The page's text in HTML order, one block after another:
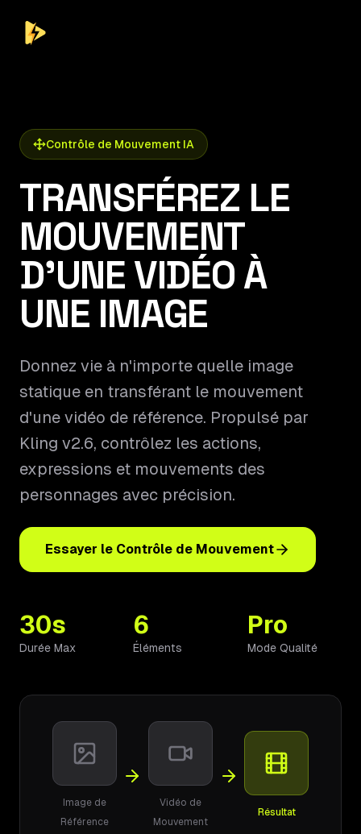
Contrôle de Mouvement IA
TRANSFÉREZ LE
MOUVEMENT
D'UNE VIDÉO À
UNE IMAGE
Donnez vie à n'importe quelle image
statique en transférant le mouvement
d'une vidéo de référence. Propulsé par
Kling v2.6, contrôlez les actions,
expressions et mouvements des
personnages avec précision.
Essayer le Contrôle de Mouvement
30s
Durée Max
6
Éléments
Pro
Mode Qualité
Image de
Référence
Vidéo de
Mouvement
Résultat